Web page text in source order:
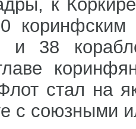
к
и 38
стал на
с союзными